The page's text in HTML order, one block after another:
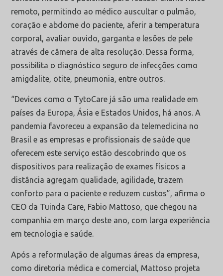
remoto, permitindo ao médico auscultar o pulmão,
coração e abdome do paciente, aferir a temperatura
corporal, avaliar ouvido, garganta e lesões de pele
através de câmera de alta resolução. Dessa forma,
possibilita o diagnóstico seguro de infecções como
amigdalite, otite, pneumonia, entre outros.
“Devices como o TytoCare já são uma realidade em
países da Europa, Ásia e Estados Unidos, há anos. A
pandemia favoreceu a expansão da telemedicina no
Brasil e as empresas e profissionais de saúde que
oferecem este serviço estão descobrindo que os
dispositivos para realização de exames físicos a
distância agregam qualidade, agilidade, trazem
conforto para o paciente e reduzem custos”, afirma o
CEO da Tuinda Care, Fabio Mattoso, que chegou na
companhia em março deste ano, com larga experiência
em tecnologia e saúde.
Após a reformulação de algumas áreas da empresa,
como diretoria médica e comercial, Mattoso projeta